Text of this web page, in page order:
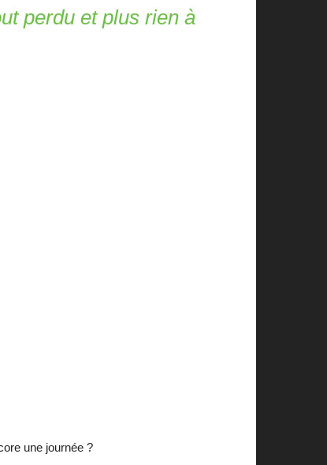
perdu et plus rien à
une journée ?